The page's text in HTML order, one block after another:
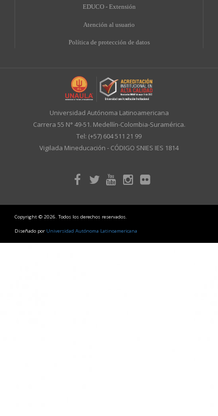
EDUCO - Extensión
Atención al usuario
Política de protección de datos
Universidad Autónoma Latinoamericana
Carrera 55 N° 49-51. Medellín-Colombia-Suramérica.
Tel: (+57) 604 511 21 99
Vigilada Mineducación - CÓDIGO SNIES IES 1814
Copyright © 2026. Todos los derechos reservados.
Diseñado por Universidad Autónoma Latinoamericana